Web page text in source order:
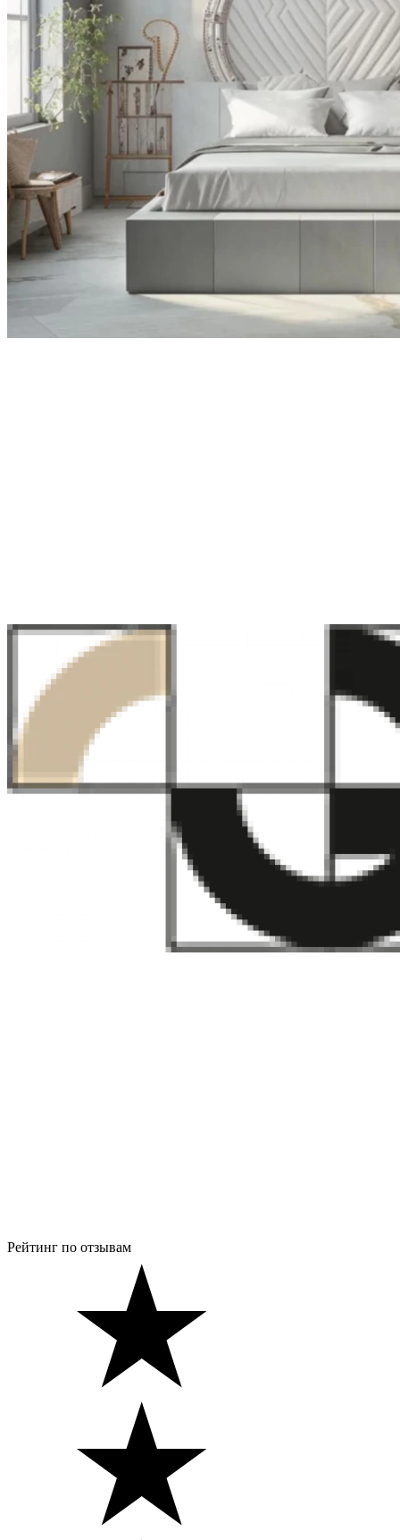
Рейтинг по отзывам